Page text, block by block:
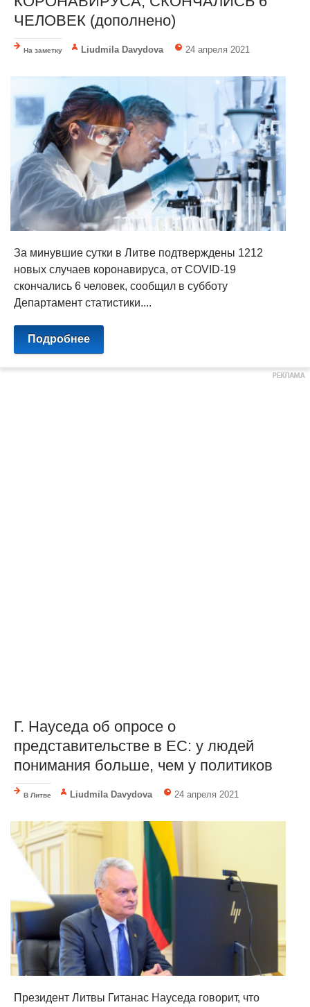
ЧЕЛОВЕК (дополнено)
На заметку Liudmila Davydova 24 апреля 2021
За минувшие сутки в Литве подтверждены 1212
новых случаев коронавируса, от COVID-19
скончались 6 человек, сообщил в субботу
Департамент статистики....
Подробнее
Г. Науседа об опросе о
представительстве в ЕС: у людей
понимания больше, чем у политиков
В Литве Liudmila Davydova 24 апреля 2021
Президент Литвы Гитанас Науседа говорит, что